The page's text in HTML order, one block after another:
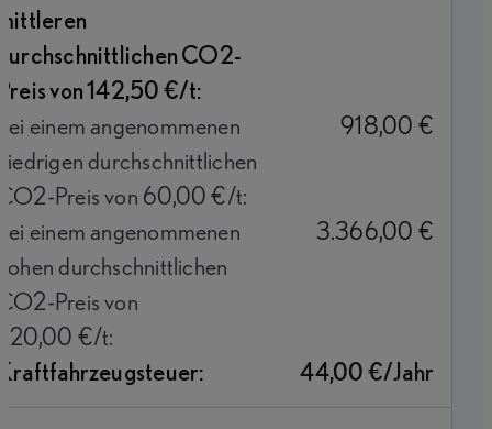
CO2-
von 142,50 €/t:
einem angenommenen
durchschnittlichen
Preis von 60,00 €/t:
918,00 €
einem angenommenen
durchschnittlichen
Preis von
€/t:
3.366,00 €
44,00 €/Jahr